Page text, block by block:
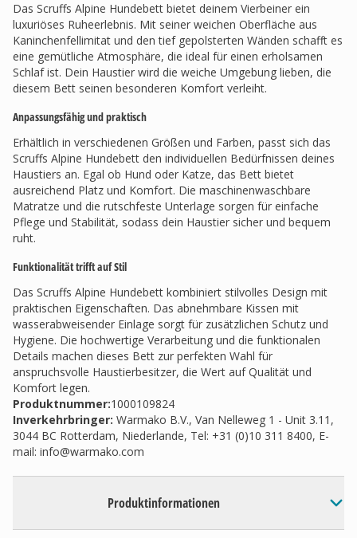
Das Scruffs Alpine Hundebett bietet deinem Vierbeiner ein
luxuriöses Ruheerlebnis. Mit seiner weichen Oberfläche aus
Kaninchenfellimitat und den tief gepolsterten Wänden schafft es
eine gemütliche Atmosphäre, die ideal für einen erholsamen
Schlaf ist. Dein Haustier wird die weiche Umgebung lieben, die
diesem Bett seinen besonderen Komfort verleiht.
Anpassungsfähig und praktisch
Erhältlich in verschiedenen Größen und Farben, passt sich das
Scruffs Alpine Hundebett den individuellen Bedürfnissen deines
Haustiers an. Egal ob Hund oder Katze, das Bett bietet
ausreichend Platz und Komfort. Die maschinenwaschbare
Matratze und die rutschfeste Unterlage sorgen für einfache
Pflege und Stabilität, sodass dein Haustier sicher und bequem
ruht.
Funktionalität trifft auf Stil
Das Scruffs Alpine Hundebett kombiniert stilvolles Design mit
praktischen Eigenschaften. Das abnehmbare Kissen mit
wasserabweisender Einlage sorgt für zusätzlichen Schutz und
Hygiene. Die hochwertige Verarbeitung und die funktionalen
Details machen dieses Bett zur perfekten Wahl für
anspruchsvolle Haustierbesitzer, die Wert auf Qualität und
Komfort legen.
Produktnummer:1000109824
Inverkehrbringer: Warmako B.V., Van Nelleweg 1 - Unit 3.11,
3044 BC Rotterdam, Niederlande, Tel: +31 (0)10 311 8400, E-
mail: info@warmako.com
Produktinformationen